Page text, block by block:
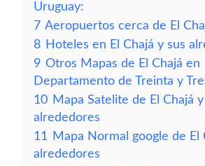
Uruguay:
7 Aeropuertos cerca de El
8 Hoteles en El Chajá y sus
9 Otros Mapas de El Chajá en
Departamento de Treinta y
10 Mapa Satelite de El Chajá y
alrededores
11
Mapa Normal google de El
alrededores